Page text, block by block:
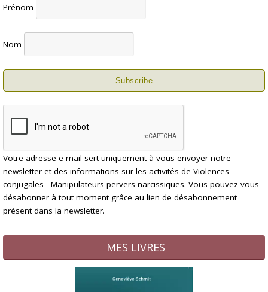
Prénom
Nom
Votre adresse e-mail sert uniquement à vous envoyer notre
newsletter et des informations sur les activités de Violences
conjugales - Manipulateurs pervers narcissiques. Vous pouvez vous
désabonner à tout moment grâce au lien de désabonnement
présent dans la newsletter.
MES LIVRES